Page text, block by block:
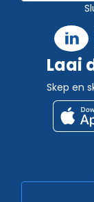
Laai
Skep en